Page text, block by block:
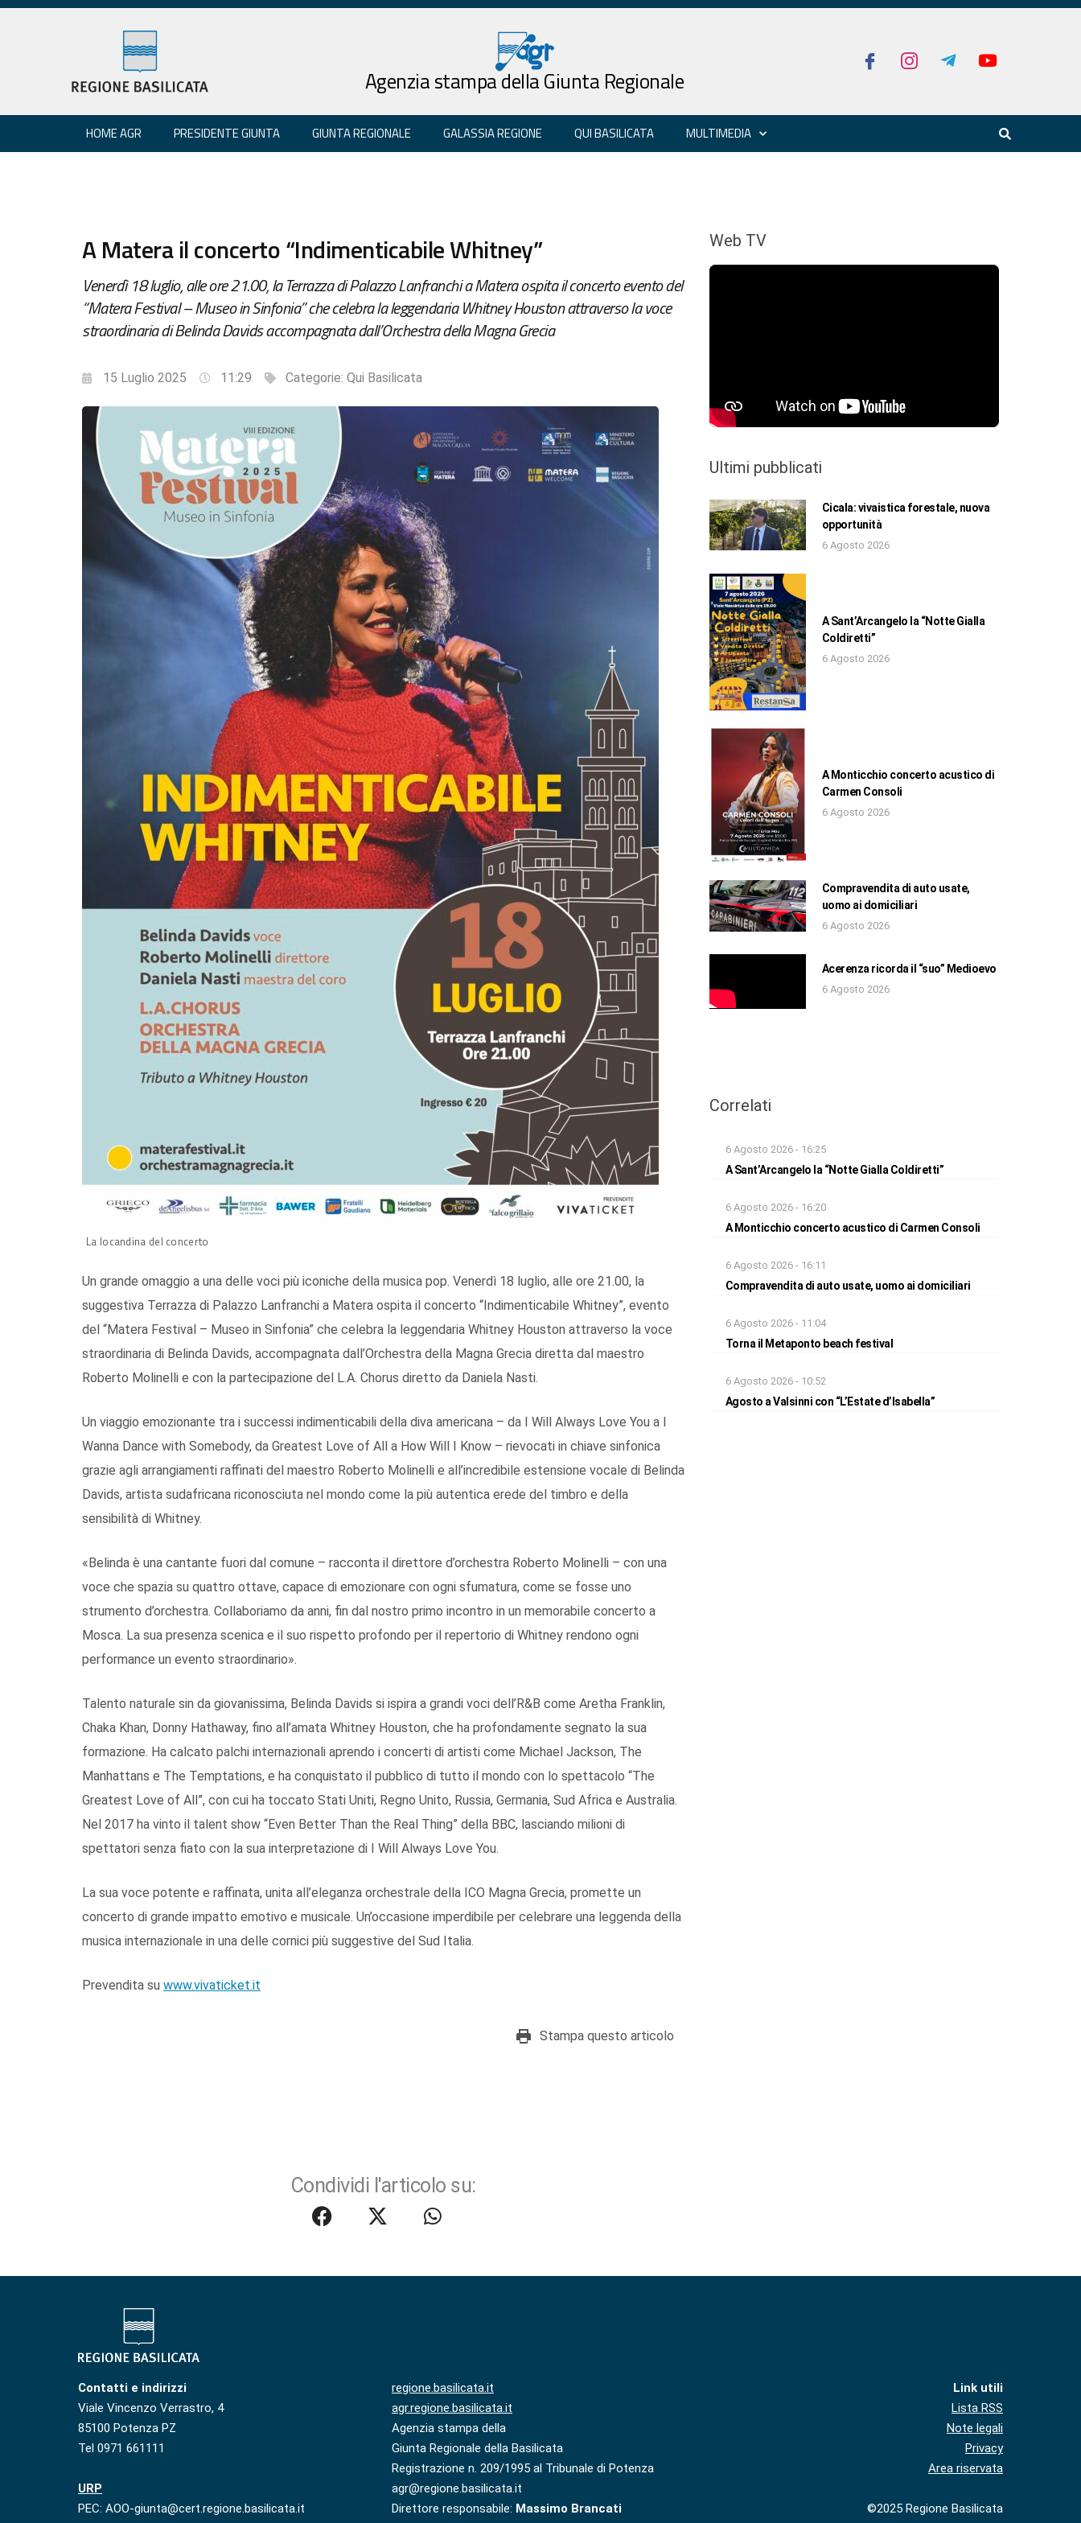
Agenzia stampa della Giunta Regionale
HOME AGR PRESIDENTE GIUNTA GIUNTA REGIONALE GALASSIA REGIONE QUI BASILICATA MULTIMEDIA
A Matera il concerto “Indimenticabile Whitney”
Venerdì 18 luglio, alle ore 21.00, la Terrazza di Palazzo Lanfranchi a Matera ospita il concerto evento del
“Matera Festival – Museo in Sinfonia” che celebra la leggendaria Whitney Houston attraverso la voce
straordinaria di Belinda Davids accompagnata dall’Orchestra della Magna Grecia
15 Luglio 2025 11:29 Categorie: Qui Basilicata
La locandina del concerto
Un grande omaggio a una delle voci più iconiche della musica pop. Venerdì 18 luglio, alle ore 21.00, la
suggestiva Terrazza di Palazzo Lanfranchi a Matera ospita il concerto “Indimenticabile Whitney”, evento
del “Matera Festival – Museo in Sinfonia” che celebra la leggendaria Whitney Houston attraverso la voce
straordinaria di Belinda Davids, accompagnata dall’Orchestra della Magna Grecia diretta dal maestro
Roberto Molinelli e con la partecipazione del L.A. Chorus diretto da Daniela Nasti.
Un viaggio emozionante tra i successi indimenticabili della diva americana – da I Will Always Love You a I
Wanna Dance with Somebody, da Greatest Love of All a How Will I Know – rievocati in chiave sinfonica
grazie agli arrangiamenti raffinati del maestro Roberto Molinelli e all’incredibile estensione vocale di Belinda
Davids, artista sudafricana riconosciuta nel mondo come la più autentica erede del timbro e della
sensibilità di Whitney.
«Belinda è una cantante fuori dal comune – racconta il direttore d’orchestra Roberto Molinelli – con una
voce che spazia su quattro ottave, capace di emozionare con ogni sfumatura, come se fosse uno
strumento d’orchestra. Collaboriamo da anni, fin dal nostro primo incontro in un memorabile concerto a
Mosca. La sua presenza scenica e il suo rispetto profondo per il repertorio di Whitney rendono ogni
performance un evento straordinario».
Talento naturale sin da giovanissima, Belinda Davids si ispira a grandi voci dell’R&B come Aretha Franklin,
Chaka Khan, Donny Hathaway, fino all’amata Whitney Houston, che ha profondamente segnato la sua
formazione. Ha calcato palchi internazionali aprendo i concerti di artisti come Michael Jackson, The
Manhattans e The Temptations, e ha conquistato il pubblico di tutto il mondo con lo spettacolo “The
Greatest Love of All”, con cui ha toccato Stati Uniti, Regno Unito, Russia, Germania, Sud Africa e Australia.
Nel 2017 ha vinto il talent show “Even Better Than the Real Thing” della BBC, lasciando milioni di
spettatori senza fiato con la sua interpretazione di I Will Always Love You.
La sua voce potente e raffinata, unita all’eleganza orchestrale della ICO Magna Grecia, promette un
concerto di grande impatto emotivo e musicale. Un’occasione imperdibile per celebrare una leggenda della
musica internazionale in una delle cornici più suggestive del Sud Italia.
Prevendita su www.vivaticket.it
Stampa questo articolo
Condividi l'articolo su:
Web TV
Ultimi pubblicati
Cicala: vivaistica forestale, nuova
opportunità
6 Agosto 2026
A Sant’Arcangelo la “Notte Gialla
Coldiretti”
6 Agosto 2026
A Monticchio concerto acustico di
Carmen Consoli
6 Agosto 2026
Compravendita di auto usate,
uomo ai domiciliari
6 Agosto 2026
Acerenza ricorda il “suo” Medioevo
6 Agosto 2026
Correlati
6 Agosto 2026 - 16:25
A Sant’Arcangelo la “Notte Gialla Coldiretti”
6 Agosto 2026 - 16:20
A Monticchio concerto acustico di Carmen Consoli
6 Agosto 2026 - 16:11
Compravendita di auto usate, uomo ai domiciliari
6 Agosto 2026 - 11:04
Torna il Metaponto beach festival
6 Agosto 2026 - 10:52
Agosto a Valsinni con “L’Estate d’Isabella”
Contatti e indirizzi
Viale Vincenzo Verrastro, 4
85100 Potenza PZ
Tel 0971 661111
URP
PEC: AOO-giunta@cert.regione.basilicata.it
regione.basilicata.it
agr.regione.basilicata.it
Agenzia stampa della
Giunta Regionale della Basilicata
Registrazione n. 209/1995 al Tribunale di Potenza
agr@regione.basilicata.it
Direttore responsabile: Massimo Brancati
Link utili
Lista RSS
Note legali
Privacy
Area riservata
©2025 Regione Basilicata